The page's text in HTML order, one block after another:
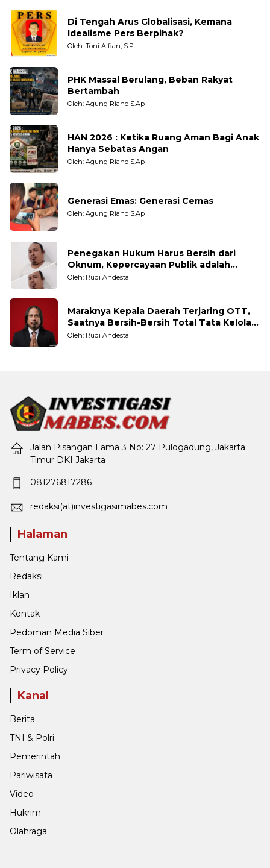
Di Tengah Arus Globalisasi, Kemana
Idealisme Pers Berpihak?
Oleh: Toni Alfian, S.P.
PHK Massal Berulang, Beban Rakyat
Bertambah
Oleh: Agung Riano S.Ap
HAN 2026 : Ketika Ruang Aman Bagi Anak
Hanya Sebatas Angan
Oleh: Agung Riano S.Ap
Generasi Emas: Generasi Cemas
Oleh: Agung Riano S.Ap
Penegakan Hukum Harus Bersih dari
Oknum, Kepercayaan Publik adalah
Taruhannya
Oleh: Rudi Andesta
Maraknya Kepala Daerah Terjaring OTT,
Saatnya Bersih-Bersih Total Tata Kelola
Pemerintahan
Oleh: Rudi Andesta
Jalan Pisangan Lama 3 No: 27 Pulogadung, Jakarta
Timur DKI Jakarta
081276817286
redaksi(at)investigasimabes.com
Halaman
Tentang Kami
Redaksi
Iklan
Kontak
Pedoman Media Siber
Term of Service
Privacy Policy
Kanal
Berita
TNI & Polri
Pemerintah
Pariwisata
Video
Hukrim
Olahraga